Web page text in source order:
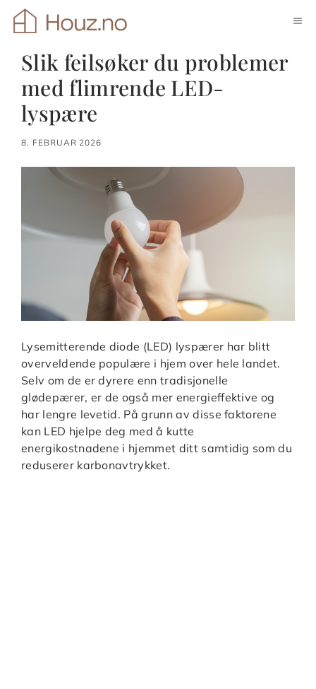
Hopp
Slik feilsøker du problemer
med flimrende LED-
lyspære
8. FEBRUAR 2026
Lysemitterende diode (LED) lyspærer har blitt
overveldende populære i hjem over hele landet.
Selv om de er dyrere enn tradisjonelle
glødepærer, er de også mer energieffektive og
har lengre levetid. På grunn av disse faktorene
kan LED hjelpe deg med å kutte
energikostnadene i hjemmet ditt samtidig som du
reduserer karbonavtrykket.